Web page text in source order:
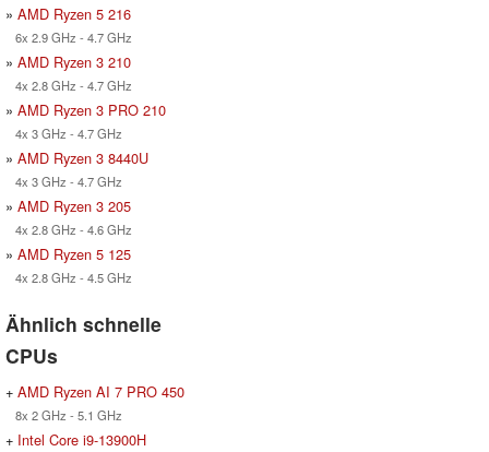
» AMD Ryzen 5 216
6x 2.9 GHz - 4.7 GHz
» AMD Ryzen 3 210
4x 2.8 GHz - 4.7 GHz
» AMD Ryzen 3 PRO 210
4x 3 GHz - 4.7 GHz
» AMD Ryzen 3 8440U
4x 3 GHz - 4.7 GHz
» AMD Ryzen 3 205
4x 2.8 GHz - 4.6 GHz
» AMD Ryzen 5 125
4x 2.8 GHz - 4.5 GHz
Ähnlich schnelle
CPUs
+ AMD Ryzen AI 7 PRO 450
8x 2 GHz - 5.1 GHz
+ Intel Core i9-13900H